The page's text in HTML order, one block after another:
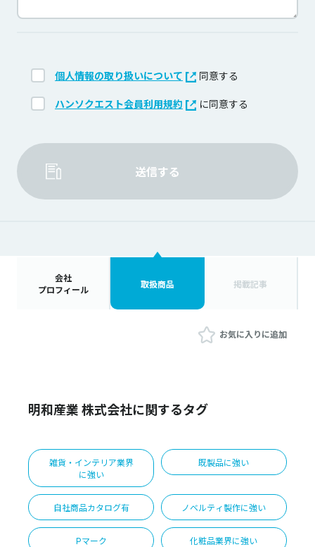
個人情報の取り扱いについて 同意する
ハンソクエスト会員利用規約 に同意する
送信する
会社
プロフィール
取扱商品 掲載記事
お気に入りに追加
明和産業 株式会社に関するタグ
雑貨・インテリア業界
に強い
既製品に強い
自社商品カタログ有 ノベルティ製作に強い
Pマーク 化粧品業界に強い